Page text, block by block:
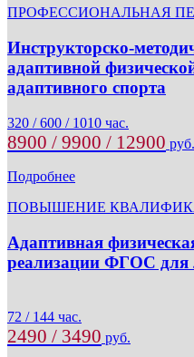
ПРОФЕССИОНАЛЬНАЯ
Инструкторско-
адаптивной
адаптивного спорта
320 / 600 / 1010 час.
8900 / 9900 / 12900 руб.
Подробнее
ПОВЫШЕНИЕ
Адаптивная
реализации ФГОС для
72 / 144 час.
2490 / 3490 руб.